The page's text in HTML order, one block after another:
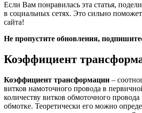
Если Вам понравилась эта статья,
в социальных сетях. Это сильно
сайта!
Не пропустите обновления,
Коэффициент
Коэффициент трансформации –
витков намоточного провода в
количеству витков обмоточного
обмотке. Теоретически его можно